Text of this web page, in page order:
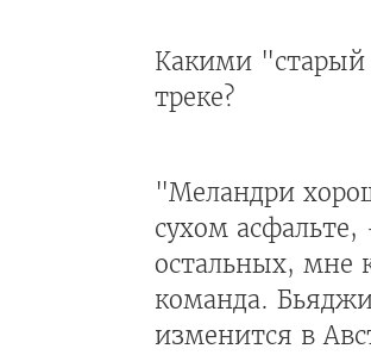
Какими "старый
треке?
"Меландри
сухом
остальных, мне
команда.
изменится в